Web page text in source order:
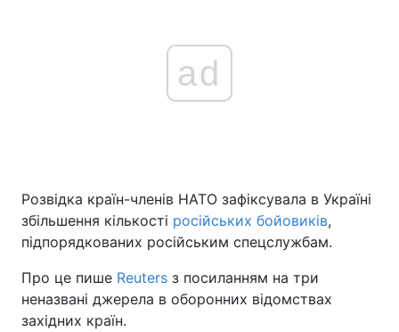
ad
Розвідка країн-членів НАТО зафіксувала в Україні
збільшення кількості російських бойовиків,
підпорядкованих російським спецслужбам.
Про це пише Reuters з посиланням на три
неназвані джерела в оборонних відомствах
західних країн.